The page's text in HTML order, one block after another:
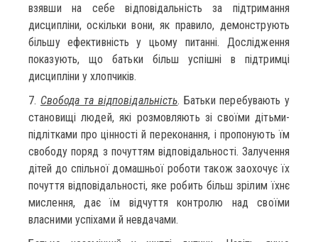
взявши на себе відповідальність за підтримання
дисципліни, оскільки вони, як правило, демонструють
більшу ефективність у цьому питанні. Дослідження
показують, що батьки більш успішні в підтримці
дисципліни у хлопчиків.
7. Свобода та відповідальність. Батьки перебувають у
становищі людей, які розмовляють зі своїми дітьми-
підлітками про цінності й переконання, і пропонують їм
свободу поряд з почуттям відповідальності. Залучення
дітей до спільної домашньої роботи також заохочує їх
почуття відповідальності, яке робить більш зрілим їхнє
мислення, дає їм відчуття контролю над своїми
власними успіхами й невдачами.